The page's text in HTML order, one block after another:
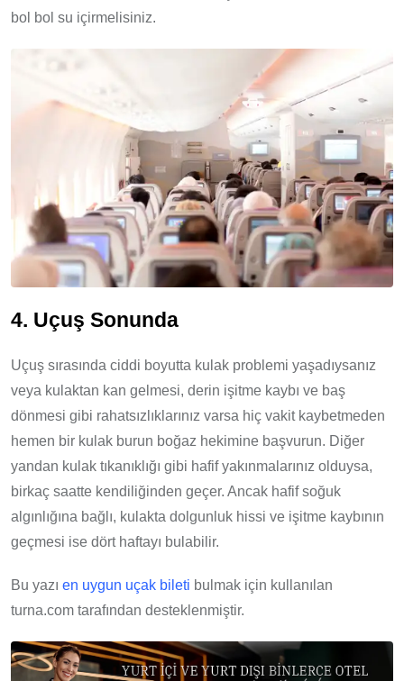
bol bol su içirmelisiniz.
4. Uçuş Sonunda
Uçuş sırasında ciddi boyutta kulak problemi yaşadıysanız
veya kulaktan kan gelmesi, derin işitme kaybı ve baş
dönmesi gibi rahatsızlıklarınız varsa hiç vakit kaybetmeden
hemen bir kulak burun boğaz hekimine başvurun. Diğer
yandan kulak tıkanıklığı gibi hafif yakınmalarınız olduysa,
birkaç saatte kendiliğinden geçer. Ancak hafif soğuk
algınlığına bağlı, kulakta dolgunluk hissi ve işitme kaybının
geçmesi ise dört haftayı bulabilir.
Bu yazı en uygun uçak bileti bulmak için kullanılan
turna.com tarafından desteklenmiştir.